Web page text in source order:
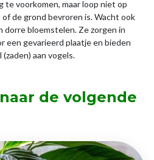
te voorkomen, maar loop niet op
de grond bevroren is. Wacht ook
dorre bloemstelen. Ze zorgen in
een gevarieerd plaatje en bieden
aan vogels.
de volgende